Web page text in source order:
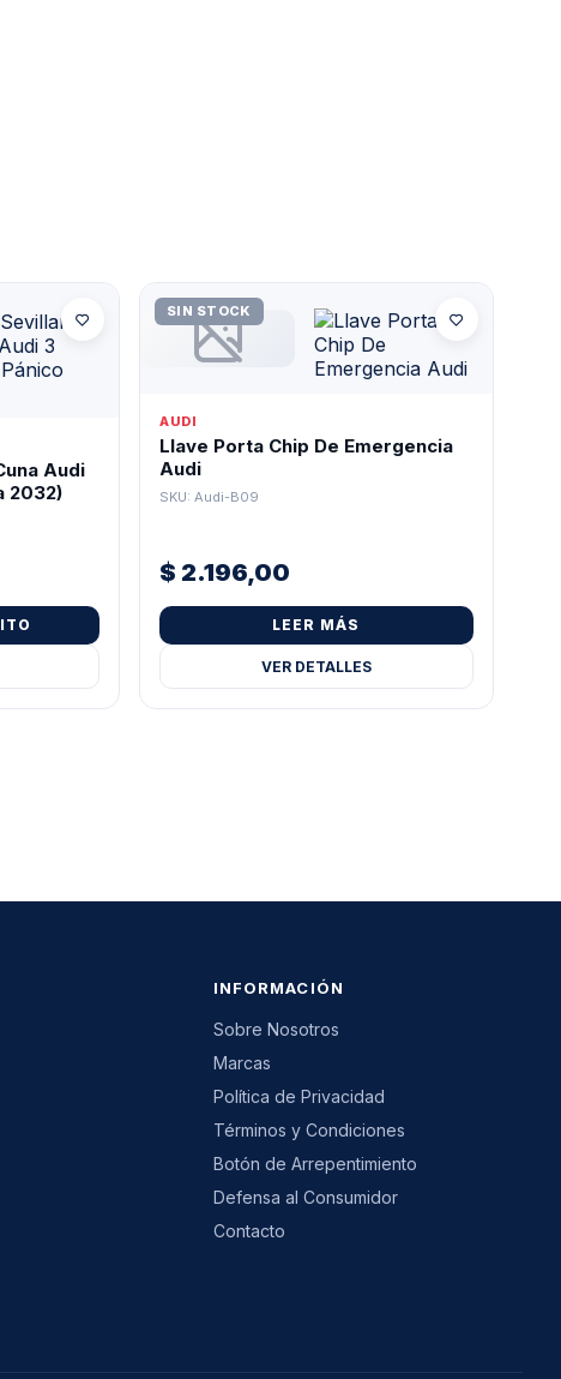
Audi
2032)
SIN STOCK
AUDI
Llave Porta Chip De Emergencia
Audi
SKU: Audi-B09
$ 2.196,00
LEER MÁS
VER DETALLES
INFORMACIÓN
Sobre Nosotros
Marcas
Política de Privacidad
Términos y Condiciones
Botón de Arrepentimiento
Defensa al Consumidor
Contacto